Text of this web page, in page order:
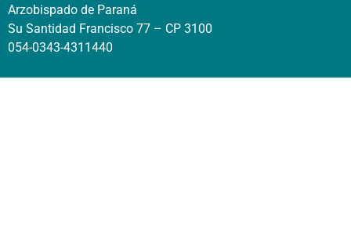
Arzobispado de Paraná
Su Santidad Francisco 77 – CP 3100
054-0343-4311440